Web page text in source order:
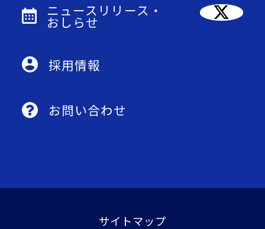
ニュースリリース・
おしらせ
採用情報
お問い合わせ
サイトマップ